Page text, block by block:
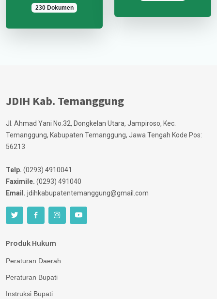
230 Dokumen
JDIH Kab. Temanggung
Jl. Ahmad Yani No.32, Dongkelan Utara, Jampiroso, Kec.
Temanggung, Kabupaten Temanggung, Jawa Tengah Kode Pos:
56213
Telp. (0293) 4910041
Faximile. (0293) 491040
Email. jdihkabupatentemanggung@gmail.com
Produk Hukum
Peraturan Daerah
Peraturan Bupati
Instruksi Bupati